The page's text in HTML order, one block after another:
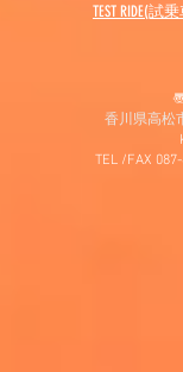
​TEST RIDE(試
香川県高松
TEL /FAX